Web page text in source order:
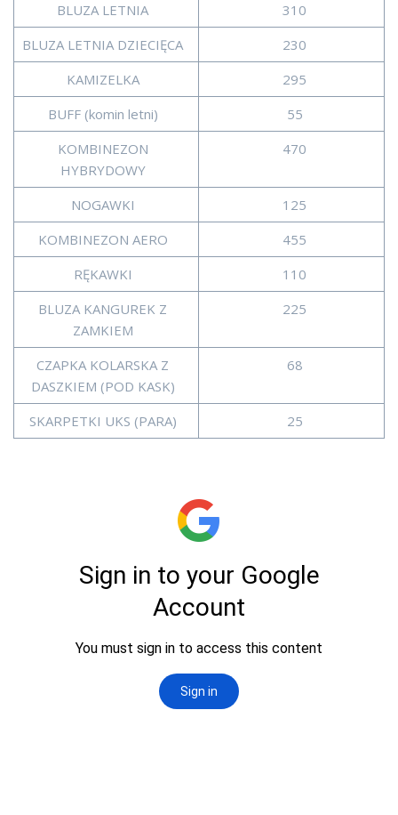
BLUZA LETNIA
310
BLUZA LETNIA DZIECIĘCA
230
KAMIZELKA
295
BUFF (komin letni)
55
KOMBINEZON
HYBRYDOWY
470
NOGAWKI
125
KOMBINEZON AERO
455
RĘKAWKI
110
BLUZA KANGUREK Z
ZAMKIEM
225
CZAPKA KOLARSKA Z
DASZKIEM (POD KASK)
68
SKARPETKI UKS (PARA) 25